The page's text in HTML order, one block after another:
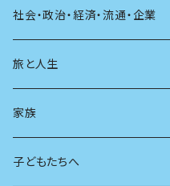
建築
スポーツ
AIと社会
広告
その他
アニメ
日本の芸能
童話
その他
人間関係
健康
育児
日常生活
学ぶ楽しみ
仕事のヒント
社会・政治・経済・流通・企業
過去
現在
未来
旅と人生
旅
人生
家族
子どもたちへ